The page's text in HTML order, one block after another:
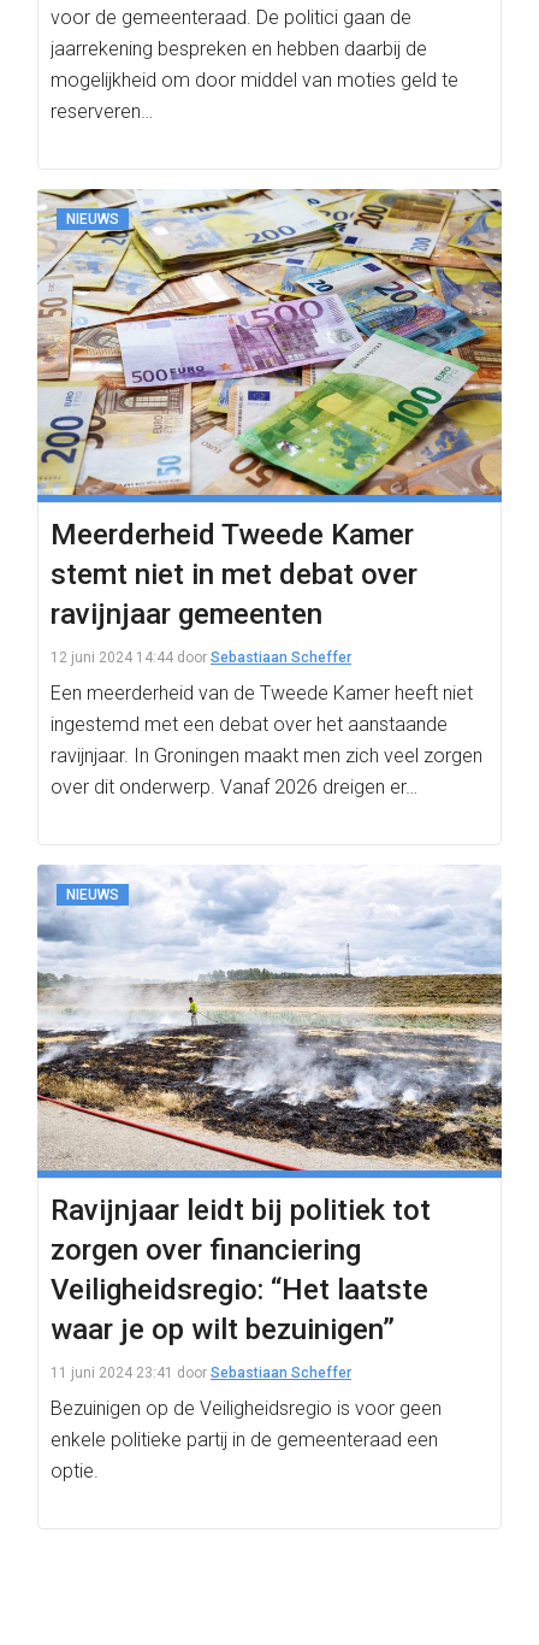
voor de gemeenteraad. De politici gaan de
jaarrekening bespreken en hebben daarbij de
mogelijkheid om door middel van moties geld te
reserveren…
NIEUWS
Meerderheid Tweede Kamer
stemt niet in met debat over
ravijnjaar gemeenten
12 juni 2024 14:44 door Sebastiaan Scheffer
Een meerderheid van de Tweede Kamer heeft niet
ingestemd met een debat over het aanstaande
ravijnjaar. In Groningen maakt men zich veel zorgen
over dit onderwerp. Vanaf 2026 dreigen er…
NIEUWS
Ravijnjaar leidt bij politiek tot
zorgen over financiering
Veiligheidsregio: “Het laatste
waar je op wilt bezuinigen”
11 juni 2024 23:41 door Sebastiaan Scheffer
Bezuinigen op de Veiligheidsregio is voor geen
enkele politieke partij in de gemeenteraad een
optie.